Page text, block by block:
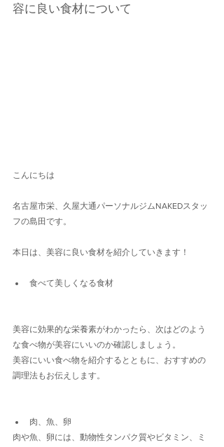
容に良い食材について
こんにちは
名古屋市栄、久屋大通パーソナルジムNAKEDスタッ
フの島田です。
本日は、美容に良い食材を紹介していきます！
食べて美しくなる食材
美容に効果的な栄養素がわかったら、次はどのよう
な食べ物が美容にいいのか確認しましょう。
美容にいい食べ物を紹介するとともに、おすすめの
調理法もお伝えします。
肉、魚、卵
肉や魚、卵には、動物性タンパク質やビタミン、ミ